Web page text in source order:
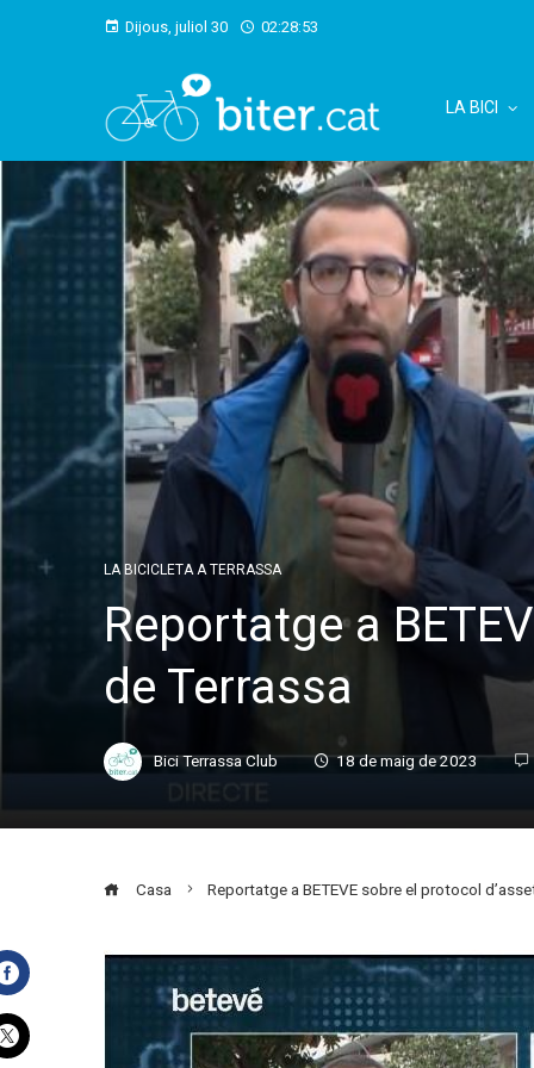
Dijous, juliol 30 02:28:55
LA BICI
LA BICICLETA A TERRASSA
Reportatge a
de Terrassa
Bici Terrassa Club 18 de maig de 2023
Casa Reportatge a BETEVE sobre el protocol
Facebook